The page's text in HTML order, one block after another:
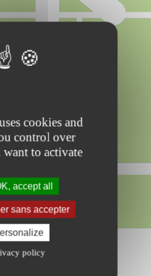
cookies and
control over
to activate
accept all
sans accepter
policy